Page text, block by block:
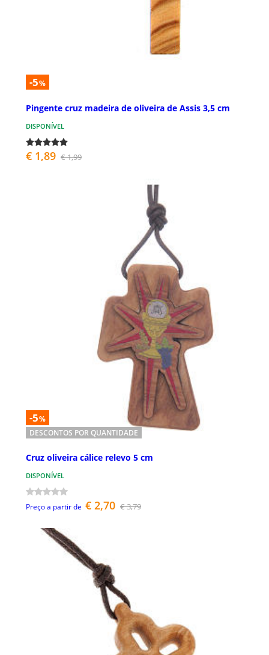
-5%
Pingente cruz madeira de oliveira de Assis 3,5 cm
DISPONÍVEL
€ 1,89 € 1,99
-5%
DESCONTOS POR QUANTIDADE
Cruz oliveira cálice relevo 5 cm
DISPONÍVEL
Preço a partir de € 2,70 € 3,79